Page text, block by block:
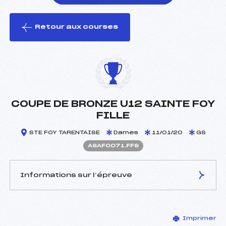
le ski
Retour aux courses
COUPE DE BRONZE U12 SAINTE FOY
FILLE
STE FOY TARENTAISE Dames 11/01/20 GS
ASAF0071.FFS
Informations sur l’épreuve
DOIX JUSTINE (SA)
Imprimer